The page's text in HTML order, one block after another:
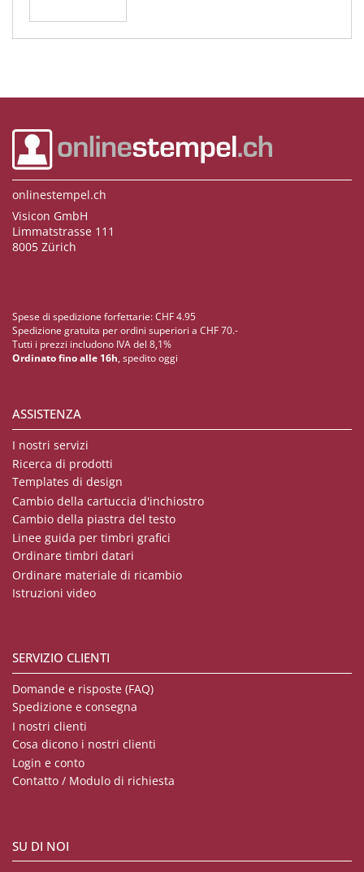
onlinestempel.ch
Visicon GmbH
Limmatstrasse 111
8005 Zürich
Spese di spedizione forfettarie: CHF 4.95
Spedizione gratuita per ordini superiori a CHF 70.-
Tutti i prezzi includono IVA del 8,1%
Ordinato fino alle 16h, spedito oggi
ASSISTENZA
I nostri servizi
Ricerca di prodotti
Templates di design
Cambio della cartuccia d'inchiostro
Cambio della piastra del testo
Linee guida per timbri grafici
Ordinare timbri datari
Ordinare materiale di ricambio
Istruzioni video
SERVIZIO CLIENTI
Domande e risposte (FAQ)
Spedizione e consegna
I nostri clienti
Cosa dicono i nostri clienti
Login e conto
Contatto / Modulo di richiesta
SU DI NOI